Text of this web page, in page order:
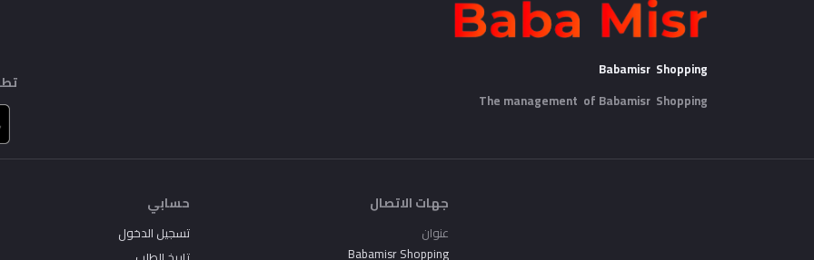
Babamisr Shopping
The management of Babamisr Shopping
جهات الاتصال
عنوان
Babamisr Shopping
حسابي
تسجيل الدخول